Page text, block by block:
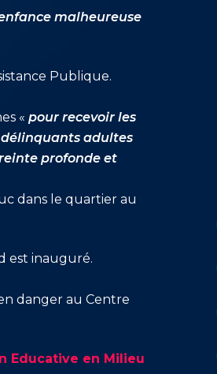
malheureuse
Publique.
«pour recevoir les
adultes
profonde et
dans le quartier au
est inauguré.
danger au Centre
Educative en Milieu